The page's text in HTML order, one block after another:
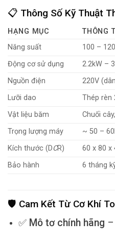
📋 Thông Số Kỹ Thuật
HẠNG MỤC
THÔNG
Năng suất
100 –
Động cơ sử dụng
2.2kW –
Nguồn điện
220V
Lưỡi dao
Thép rèn
Vật liệu băm
Chuối
Trọng lượng máy
~ 50 –
Kích thước (DCR)
60 x 80 x
Bảo hành
6 tháng
🛡 Cam Kết Từ Cơ Khí
✅ Mô tơ chính hãng